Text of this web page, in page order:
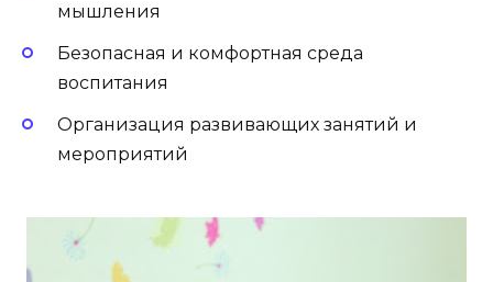
мышления
Безопасная и комфортная среда
воспитания
Организация развивающих занятий и
мероприятий